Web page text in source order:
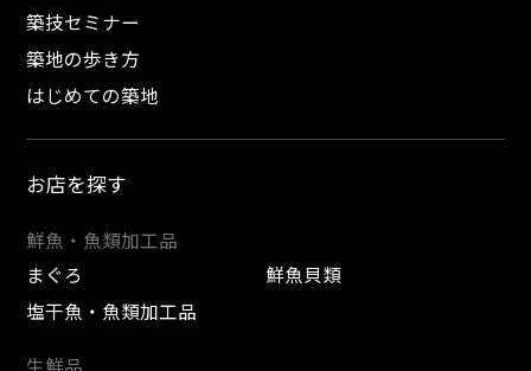
築技セミナー
築地の歩き方
はじめての築地
お店を探す
鮮魚・魚類加工品
まぐろ
鮮魚貝類
塩干魚・魚類加工品
生鮮品